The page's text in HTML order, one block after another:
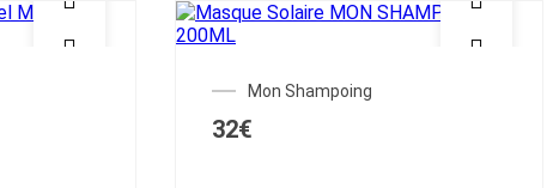
Mon Shampoing
32€